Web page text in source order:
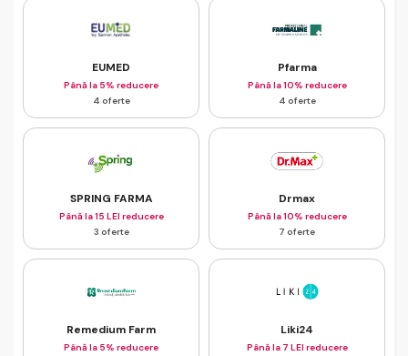
EUMED
Până la 5% reducere
4 oferte
Pfarma
Până la 10% reducere
4 oferte
SPRING FARMA
Până la 15 LEI reducere
3 oferte
Drmax
Până la 10% reducere
7 oferte
Remedium Farm
Până la 5% reducere
Liki24
Până la 7 LEI reducere